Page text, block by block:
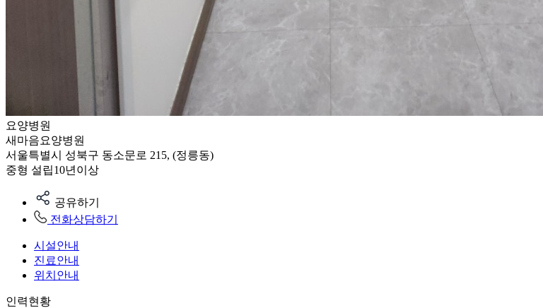
요양병원
새마음요양병원
서울특별시 성북구 동소문로 215, (정릉동)
중형 설립10년이상
공유하기
전화상담하기
시설안내
진료안내
위치안내
인력현황